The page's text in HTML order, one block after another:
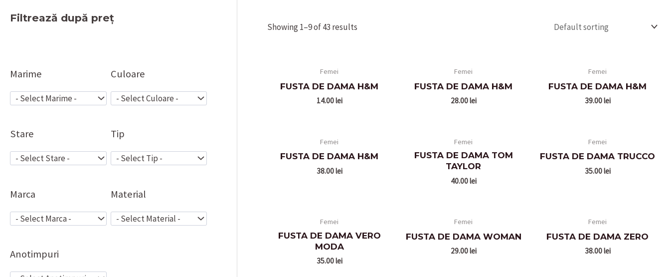
Filtrează după preț
Marime Culoare
Stare Tip
Marca Material
Anotimpuri
Showing 1–9 of 43 results
Femei
FUSTA DE DAMA H&M
14.00lei
Femei
FUSTA DE DAMA H&M
28.00lei
Femei
FUSTA DE DAMA H&M
39.00lei
Femei
FUSTA DE DAMA H&M
38.00lei
Femei
FUSTA DE DAMA TOM
TAYLOR
40.00lei
Femei
FUSTA DE DAMA TRUCCO
35.00lei
Femei
FUSTA DE DAMA VERO
MODA
35.00lei
Femei
FUSTA DE DAMA WOMAN
29.00lei
Femei
FUSTA DE DAMA ZERO
38.00lei